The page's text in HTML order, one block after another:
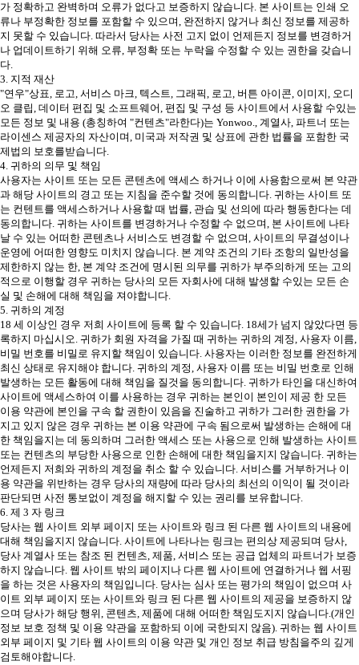
가 정확하고 완벽하며 오류가 없다고 보증하지 않습니다. 본 사이트는 인쇄 오
류나 부정확한 정보를 포함할 수 있으며, 완전하지 않거나 최신 정보를 제공하
지 못할 수 있습니다. 따라서 당사는 사전 고지 없이 언제든지 정보를 변경하거
나 업데이트하기 위해 오류, 부정확 또는 누락을 수정할 수 있는 권한을 갖습니
다.
3. 지적 재산
"연우"상표, 로고, 서비스 마크, 텍스트, 그래픽, 로고, 버튼 아이콘, 이미지, 오디
오 클립, 데이터 편집 및 소프트웨어, 편집 및 구성 등 사이트에서 사용할 수있는
모든 정보 및 내용 (총칭하여 "컨텐츠"라한다)는 Yonwoo., 계열사, 파트너 또는
라이센스 제공자의 자산이며, 미국과 저작권 및 상표에 관한 법률을 포함한 국
제법의 보호를받습니다.
4. 귀하의 의무 및 책임
사용자는 사이트 또는 모든 콘텐츠에 액세스 하거나 이에 사용함으로써 본 약관
과 해당 사이트의 경고 또는 지침을 준수할 것에 동의합니다. 귀하는 사이트 또
는 컨텐트를 액세스하거나 사용할 때 법률, 관습 및 선의에 따라 행동한다는 데
동의합니다. 귀하는 사이트를 변경하거나 수정할 수 없으며, 본 사이트에 나타
날 수 있는 어떠한 콘텐츠나 서비스도 변경할 수 없으며, 사이트의 무결성이나
운영에 어떠한 영향도 미치지 않습니다. 본 계약 조건의 기타 조항의 일반성을
제한하지 않는 한, 본 계약 조건에 명시된 의무를 귀하가 부주의하게 또는 고의
적으로 이행할 경우 귀하는 당사의 모든 자회사에 대해 발생할 수있는 모든 손
실 및 손해에 대해 책임을 져야합니다.
5. 귀하의 계정
18 세 이상인 경우 저희 사이트에 등록 할 수 있습니다. 18세가 넘지 않았다면 등
록하지 마십시오. 귀하가 회원 자격을 가질 때 귀하는 귀하의 계정, 사용자 이름,
비밀 번호를 비밀로 유지할 책임이 있습니다. 사용자는 이러한 정보를 완전하게
최신 상태로 유지해야 합니다. 귀하의 계정, 사용자 이름 또는 비밀 번호로 인해
발생하는 모든 활동에 대해 책임을 질것을 동의합니다. 귀하가 타인을 대신하여
사이트에 액세스하여 이를 사용하는 경우 귀하는 본인이 본인이 제공 한 모든
이용 약관에 본인을 구속 할 권한이 있음을 진술하고 귀하가 그러한 권한을 가
지고 있지 않은 경우 귀하는 본 이용 약관에 구속 됨으로써 발생하는 손해에 대
한 책임을지는 데 동의하며 그러한 액세스 또는 사용으로 인해 발생하는 사이트
또는 컨텐츠의 부당한 사용으로 인한 손해에 대한 책임을지지 않습니다. 귀하는
언제든지 저희와 귀하의 계정을 취소 할 수 있습니다. 서비스를 거부하거나 이
용 약관을 위반하는 경우 당사의 재량에 따라 당사의 최선의 이익이 될 것이라
판단되면 사전 통보없이 계정을 해지할 수 있는 권리를 보유합니다.
6. 제 3 자 링크
당사는 웹 사이트 외부 페이지 또는 사이트와 링크 된 다른 웹 사이트의 내용에
대해 책임을지지 않습니다. 사이트에 나타나는 링크는 편의상 제공되며 당사,
당사 계열사 또는 참조 된 컨텐츠, 제품, 서비스 또는 공급 업체의 파트너가 보증
하지 않습니다. 웹 사이트 밖의 페이지나 다른 웹 사이트에 연결하거나 웹 서핑
을 하는 것은 사용자의 책임입니다. 당사는 심사 또는 평가의 책임이 없으며 사
이트 외부 페이지 또는 사이트와 링크 된 다른 웹 사이트의 제공을 보증하지 않
으며 당사가 해당 행위, 콘텐츠, 제품에 대해 어떠한 책임도지지 않습니다.(개인
정보 보호 정책 및 이용 약관을 포함하되 이에 국한되지 않음). 귀하는 웹 사이트
외부 페이지 및 기타 웹 사이트의 이용 약관 및 개인 정보 취급 방침을주의 깊게
검토해야합니다.